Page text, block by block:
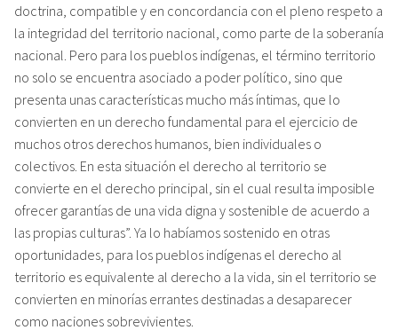
doctrina, compatible y en concordancia con el pleno respeto a
la integridad del territorio nacional, como parte de la soberanía
nacional. Pero para los pueblos indígenas, el término territorio
no solo se encuentra asociado a poder político, sino que
presenta unas características mucho más íntimas, que lo
convierten en un derecho fundamental para el ejercicio de
muchos otros derechos humanos, bien individuales o
colectivos. En esta situación el derecho al territorio se
convierte en el derecho principal, sin el cual resulta imposible
ofrecer garantías de una vida digna y sostenible de acuerdo a
las propias culturas”. Ya lo habíamos sostenido en otras
oportunidades, para los pueblos indígenas el derecho al
territorio es equivalente al derecho a la vida, sin el territorio se
convierten en minorías errantes destinadas a desaparecer
como naciones sobrevivientes.